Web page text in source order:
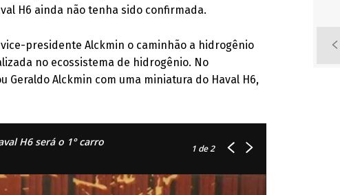
H6 ainda não tenha sido confirmada.
presidente Alckmin o caminhão a hidrogênio
no ecossistema de hidrogênio. No
Alckmin com uma miniatura do Haval H6,
H6 será o 1° carro
1 de 2